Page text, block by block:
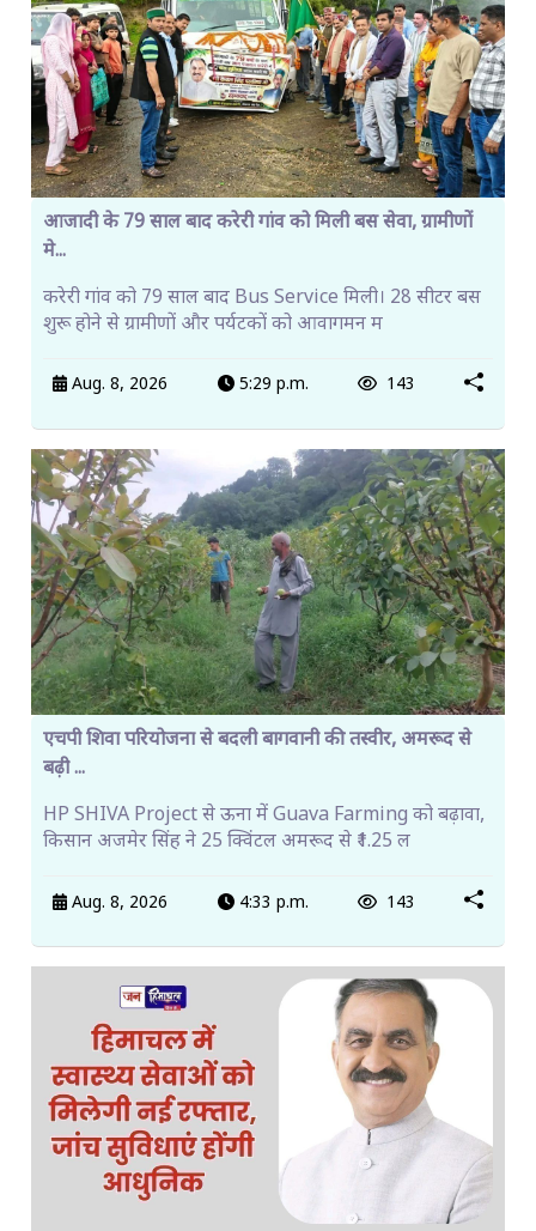
आजादी के 79 साल बाद करेरी गांव को मिली बस सेवा, ग्रामीणों
मे...
करेरी गांव को 79 साल बाद Bus Service मिली। 28 सीटर बस
शुरू होने से ग्रामीणों और पर्यटकों को आवागमन म
Aug. 8, 2026 5:29 p.m. 143
एचपी शिवा परियोजना से बदली बागवानी की तस्वीर, अमरूद से
बढ़ी ...
HP SHIVA Project से ऊना में Guava Farming को बढ़ावा,
किसान अजमेर सिंह ने 25 क्विंटल अमरूद से ₹1.25 ल
Aug. 8, 2026 4:33 p.m. 143